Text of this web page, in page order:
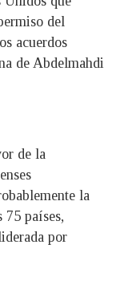
del
acuerdos
de Abdelmahdi
de la
la
75 países,
por